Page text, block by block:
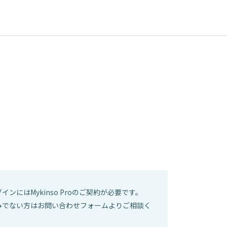
ンにはMykinso Proのご契約が必要です。
ない方はお問い合わせフォームよりご相談く